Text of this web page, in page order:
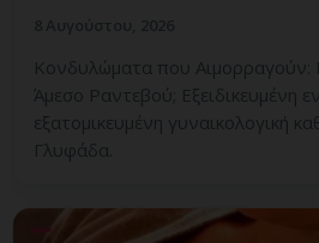
Κονδυλώματα που Αιμορραγούν:
Άμεσο Ραντεβού; Εξειδικευμένη
εξατομικευμένη γυναικολογική
Γλυφάδα.